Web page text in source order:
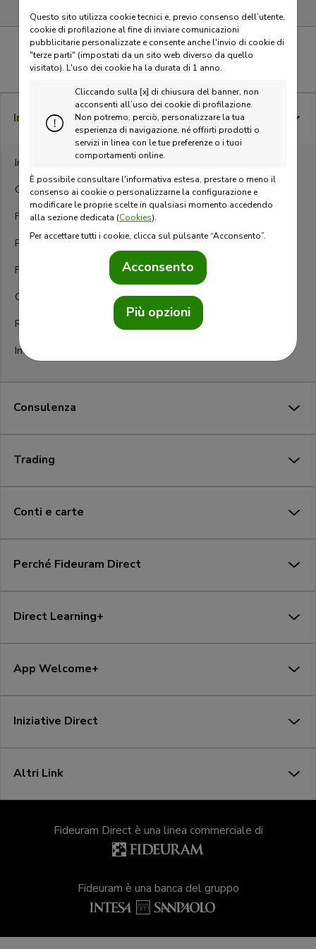
Investimenti
Investimenti
Gestioni Patrimoniali
Fondi di investimento
Piani di accumulo in ETF
Fondo pensione
Certificates
Risparmiare in modo programmato
Investire nel rispetto dei tuoi valori
Consulenza
Trading
Conti e carte
Perché Fideuram Direct
Direct Learning+
App Welcome+
Iniziative Direct
Altri Link
Fideuram Direct è una linea commerciale di
Fideuram è una banca del gruppo
Questo sito utilizza cookie tecnici e, previo consenso dell’utente,
cookie di profilazione al fine di inviare comunicazioni
pubblicitarie personalizzate e consente anche l'invio di cookie di
"terze parti" (impostati da un sito web diverso da quello
visitato). L'uso dei cookie ha la durata di 1 anno.
Cliccando sulla [x] di chiusura del banner, non
acconsenti all’uso dei cookie di profilazione.
Non potremo, perciò, personalizzare la tua
esperienza di navigazione, né offrirti prodotti o
servizi in linea con le tue preferenze o i tuoi
comportamenti online.
È possibile consultare l'informativa estesa, prestare o meno il
consenso ai cookie o personalizzarne la configurazione e
modificare le proprie scelte in qualsiasi momento accedendo
alla sezione dedicata (Cookies).
Per accettare tutti i cookie, clicca sul pulsante “Acconsento”.
Più opzioni
Acconsento